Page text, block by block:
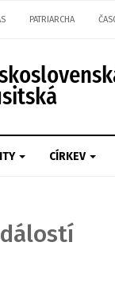
PATRIARCHA
CÍRKEV